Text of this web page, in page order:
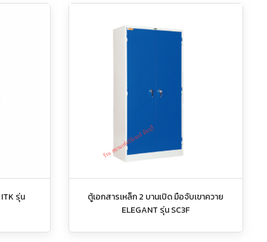
รุ่น
ตู้เอกสารเหล็ก 2 บานเปิด มือจับเขาควาย
ELEGANT รุ่น SC3F